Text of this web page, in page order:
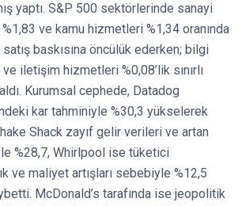
yaptı. S&P 500 sektörlerinde sanayi
ve kamu hizmetleri %1,34 oranında
baskısına öncülük ederken; bilgi
iletişim hizmetleri %0,08’lik sınırlı
Kurumsal cephede, Datadog
kar tahminiyle %30,3 yükselerek
Shack zayıf gelir verileri ve artan
%28,7, Whirlpool ise tüketici
ve maliyet artışları sebebiyle %12,5
McDonald’s tarafında ise jeopolitik